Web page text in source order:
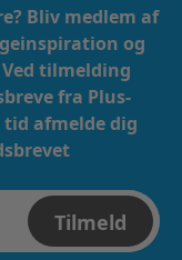
Bliv medlem af
og
tilmelding
fra Plus-
tid afmelde dig
Tilmeld